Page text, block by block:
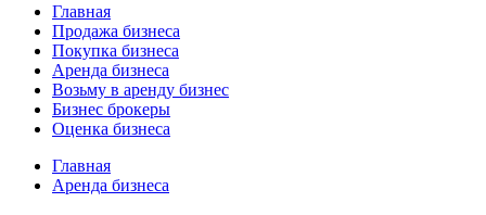
Главная
Продажа бизнеса
Покупка бизнеса
Аренда бизнеса
Возьму в аренду бизнес
Бизнес брокеры
Оценка бизнеса
Главная
Аренда бизнеса